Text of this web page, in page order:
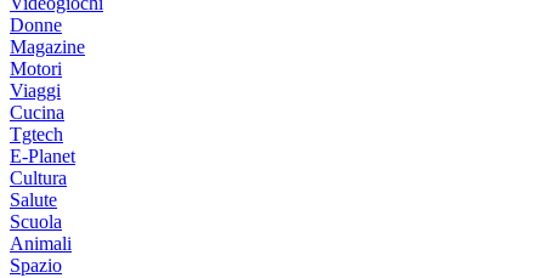
Donne
Magazine
Motori
Viaggi
Cucina
Tgtech
E-Planet
Cultura
Salute
Scuola
Animali
Spazio